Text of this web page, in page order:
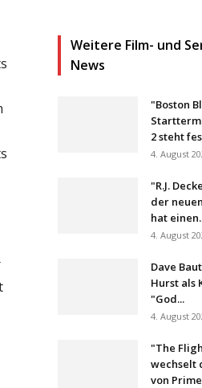
Weitere Film- und
News
"Boston
2 steht
4. August
"R.J.
der
hat
4. August
Dave
Hurst als
"God...
4. August
"The
wechselt
von